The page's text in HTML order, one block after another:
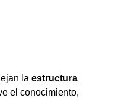
la estructura
el conocimiento,